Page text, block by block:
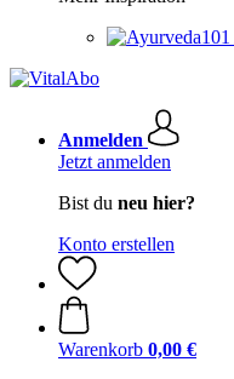
Anmelden
Jetzt anmelden
Bist du neu hier?
Konto erstellen
Warenkorb 0,00 €